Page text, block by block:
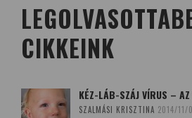
CIKKEINK
KÉZ-LÁB-SZÁJ VÍRUS – AZ
SZALMÁSI KRISZTINA 2014/11/